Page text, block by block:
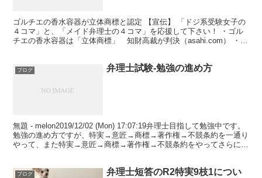
ゴルチエの香水容器が立体商標と認定 【宣伝】 「ドジ系受験女子の
４コマ」と、「メイド弁理士の４コマ」を応援して下さい！ ・ゴル
チエの香水容器は「立体商標」 知財高裁が判決（asahi.com） ・ゴ
ブログ 弁理士試験-勉強の進め方
無題 - melon2019/12/02 (Mon) 17:07:19弁理士目指して勉強中です。
勉強の進め方ですが、特実→意匠→商標→著作権→不競条約を一通り
やって、また特実→意匠→商標→著作権→不競条約をやってさらに理
ブログ
弁理士短答のR2特実9枝1につい